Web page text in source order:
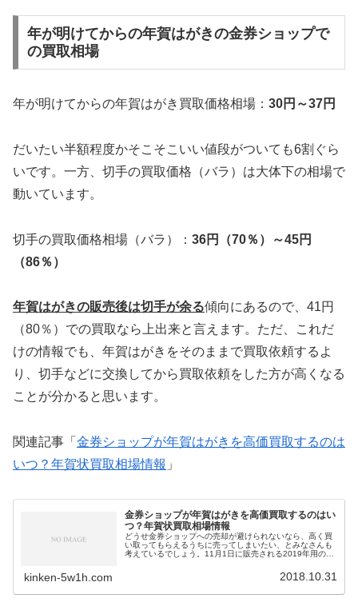
年が明けてからの年賀はがきの金券ショップで
の買取相場
年が明けてからの年賀はがき買取価格相場： 30円～37円
だいたい半額程度かそこそこいい値段がついても6割ぐら
いです。一方、切手の買取価格（バラ）は大体下の相場で
動いています。
切手の買取価格相場（バラ）： 36円（70％）～45円
（86％）
年賀はがきの販売後は切手が余る傾向にあるので、41円
（80％）での買取なら上出来と言えます。ただ、これだ
けの情報でも、年賀はがきをそのままで買取依頼するよ
り、切手などに交換してから買取依頼をした方が高くなる
ことが分かると思います。
関連記事「 金券ショップが年賀はがきを高価買取するのは
いつ？年賀状買取相場情報 」
金券ショップが年賀はがきを高価買取するのはい
つ？年賀状買取相場情報
どうせ金券ショップへの売却が避けられないなら、高く買
い取ってもらえるうちに売ってしまいたい、とみなさんも
考えているでしょう。11月1日に販売される2019年用の年
kinken-5w1h.com 2018.10.31